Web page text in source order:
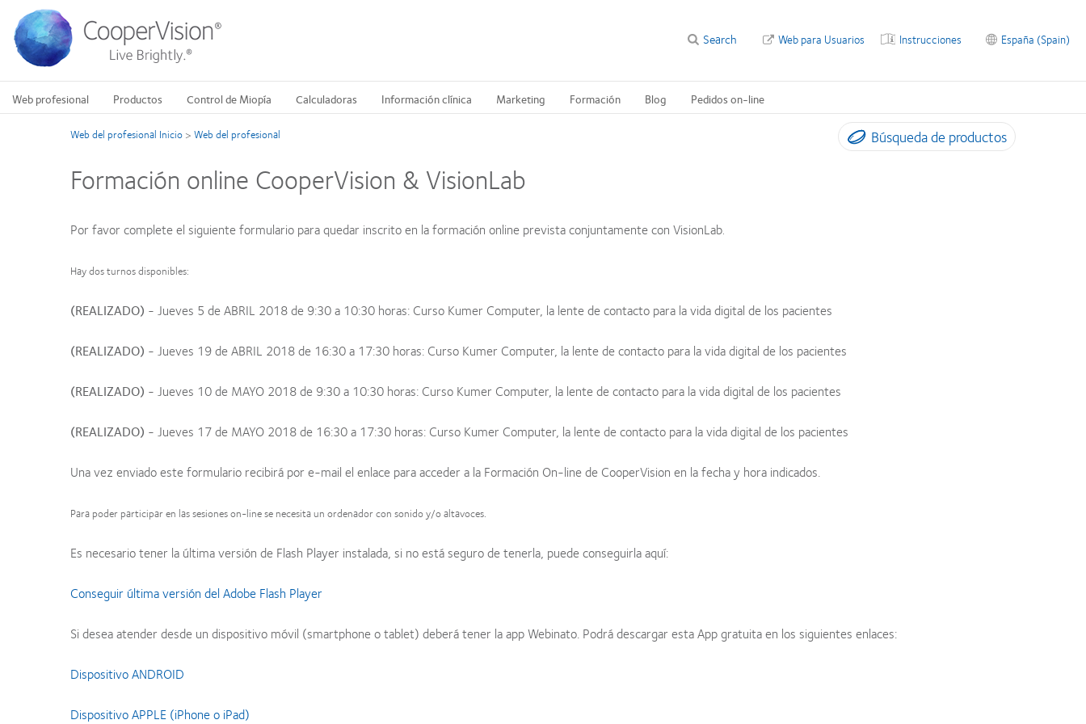
contenido
principal
España (Spain)
Instrucciones
Web para Usuarios
Search
Web profesional Productos Control de Miopía Calculadoras Información clínica Marketing Formación Blog Pedidos on-line
Búsqueda de productos
Web del profesional Inicio > Web del profesional
Formación online CooperVision & VisionLab
Por favor complete el siguiente formulario para quedar inscrito en la formación online prevista conjuntamente con VisionLab.
Hay dos turnos disponibles:
(REALIZADO) - Jueves 5 de ABRIL 2018 de 9:30 a 10:30 horas: Curso Kumer Computer, la lente de contacto para la vida digital de los pacientes
(REALIZADO) - Jueves 19 de ABRIL 2018 de 16:30 a 17:30 horas: Curso Kumer Computer, la lente de contacto para la vida digital de los pacientes
(REALIZADO) - Jueves 10 de MAYO 2018 de 9:30 a 10:30 horas: Curso Kumer Computer, la lente de contacto para la vida digital de los pacientes
(REALIZADO) - Jueves 17 de MAYO 2018 de 16:30 a 17:30 horas: Curso Kumer Computer, la lente de contacto para la vida digital de los pacientes
Una vez enviado este formulario recibirá por e-mail el enlace para acceder a la Formación On-line de CooperVision en la fecha y hora indicados.
Para poder participar en las sesiones on-line se necesita un ordenador con sonido y/o altavoces.
Es necesario tener la última versión de Flash Player instalada, si no está seguro de tenerla, puede conseguirla aquí:
Conseguir última versión del Adobe Flash Player
Si desea atender desde un dispositivo móvil (smartphone o tablet) deberá tener la app Webinato. Podrá descargar esta App gratuita en los siguientes enlaces:
Dispositivo ANDROID
Dispositivo APPLE (iPhone o iPad)